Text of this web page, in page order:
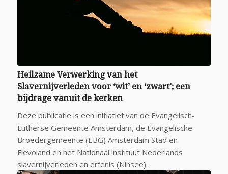
Heilzame Verwerking van het
Slavernijverleden voor ‘wit’ en ‘zwart’; een
bijdrage vanuit de kerken
Deze publicatie is een initiatief van de Evangelisch-
Lutherse Gemeente Amsterdam, de Evangelische
Broedergemeente (EBG) Amsterdam Stad en
Flevoland en het Nationaal instituut Nederlands
slavernijverleden en erfenis (Ninsee).